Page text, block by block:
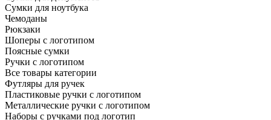
Сумки для ноутбука
Чемоданы
Рюкзаки
Шоперы с логотипом
Поясные сумки
Ручки с логотипом
Все товары категории
Футляры для ручек
Пластиковые ручки с логотипом
Металлические ручки с логотипом
Наборы с ручками под логотип